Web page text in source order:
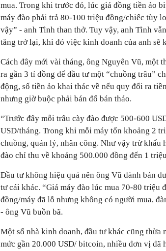
mua. Trong khi trước đó, lúc giá đồng tiền ảo
máy đào phải trả 80-100 triệu đồng/chiếc tùy
vậy” - anh Tình than thở. Tuy vậy, anh Tình
tăng trở lại, khi đó việc kinh doanh của anh sẽ
Cách đây mới vài tháng, ông Nguyên Vũ, một
ra gần 3 tỉ đồng để đầu tư một “chuồng trâu”
động, số tiền ảo khai thác về nếu quy đổi ra
nhưng giờ buộc phải bán đổ bán tháo.
“Trước đây mỗi trâu cày đào được 500-600
USD/tháng. Trong khi mỗi máy tốn khoảng 2
chuồng, quản lý, nhân công. Như vậy trừ
đào chỉ thu về khoảng 500.000 đồng đến 1
Đầu tư không hiệu quả nên ông Vũ đành bán
tư cái khác. “Giá máy đào lúc mua 70-80 triệu
đồng/máy đã lỗ nhưng không có người mua,
- ông Vũ buồn bã.
Một số nhà kinh doanh, đầu tư khác cũng thừa
mức gần 20.000 USD/ bitcoin, nhiều đơn vị đã